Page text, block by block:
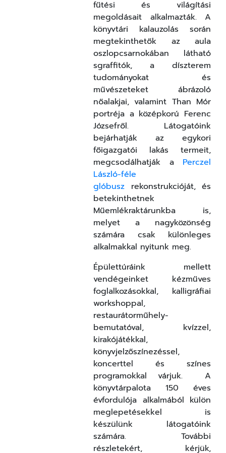
fűtési és világítási
megoldásait alkalmazták. A
könyvtári kalauzolás során
megtekinthetők az aula
oszlopcsarnokában látható
sgraffitók, a díszterem
tudományokat és
művészeteket ábrázoló
nőalakjai, valamint Than Mór
portréja a középkorú Ferenc
Józsefről. Látogatóink
bejárhatják az egykori
főigazgatói lakás termeit,
megcsodálhatják a Perczel
László-féle
glóbusz rekonstrukcióját, és
betekinthetnek
Műemlékraktárunkba is,
melyet a nagyközönség
számára csak különleges
alkalmakkal nyitunk meg.
Épülettúráink mellett
vendégeinket kézműves
foglalkozásokkal, kalligráfiai
workshoppal,
restaurátorműhely-
bemutatóval, kvízzel,
kirakójátékkal,
könyvjelzőszínezéssel,
koncerttel és színes
programokkal várjuk.
A
könyvtárpalota 150 éves
évfordulója alkalmából külön
meglepetésekkel is
készülünk látogatóink
számára. További
részletekért, kérjük,